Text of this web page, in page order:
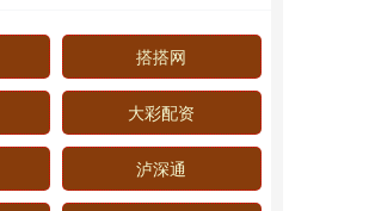
搭搭网
大彩配资
泸深通